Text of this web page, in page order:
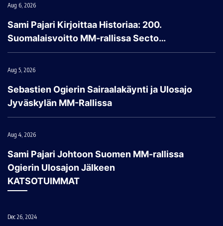
Aug 6, 2026
Sami Pajari Kirjoittaa Historiaa: 200.
Suomalaisvoitto MM-rallissa Secto…
Aug 5, 2026
Sebastien Ogierin Sairaalakäynti ja Ulosajo
Jyväskylän MM-Rallissa
Aug 4, 2026
Sami Pajari Johtoon Suomen MM-rallissa
Ogierin Ulosajon Jälkeen
KATSOTUIMMAT
Dec 26, 2024